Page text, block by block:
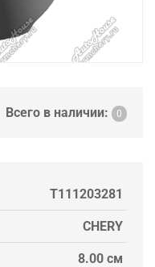
Всего в наличии: 0
T111203281
CHERY
8.00 см